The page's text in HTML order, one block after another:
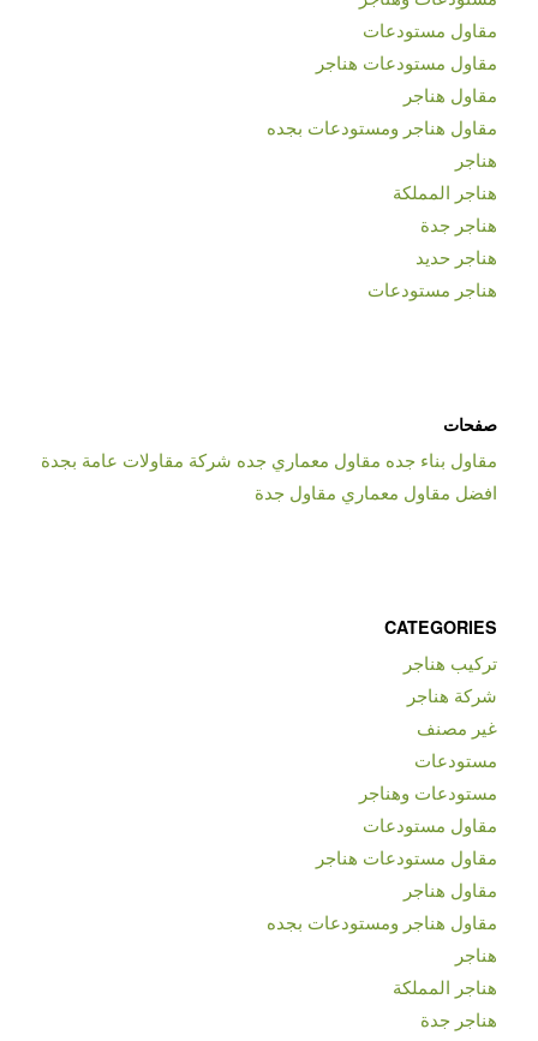
مقاول مستودعات
مقاول مستودعات هناجر
مقاول هناجر
مقاول هناجر ومستودعات بجده
هناجر
هناجر المملكة
هناجر جدة
هناجر حديد
هناجر مستودعات
صفحات
مقاول بناء جده مقاول معماري جده شركة مقاولات عامة بجدة
افضل مقاول معماري مقاول جدة
CATEGORIES
تركيب هناجر
شركة هناجر
غير مصنف
مستودعات
مستودعات وهناجر
مقاول مستودعات
مقاول مستودعات هناجر
مقاول هناجر
مقاول هناجر ومستودعات بجده
هناجر
هناجر المملكة
هناجر جدة